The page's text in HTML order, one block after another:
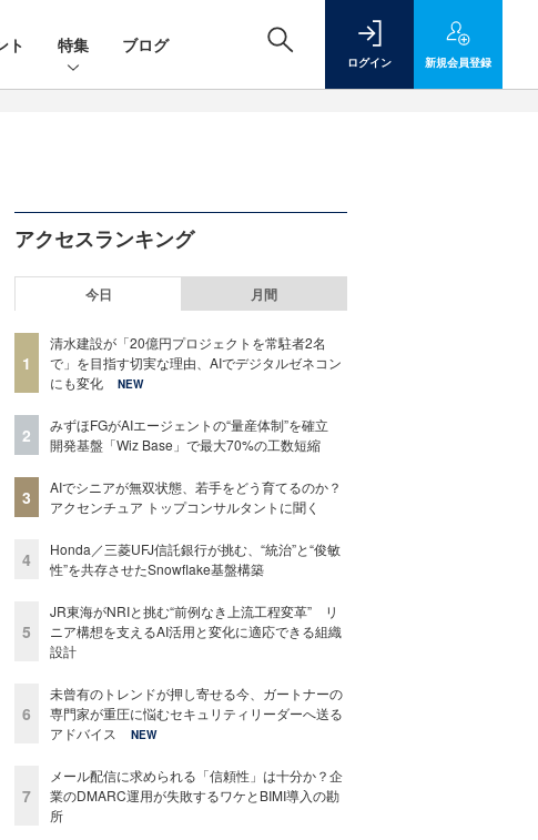
ト 特集 ブログ
ログイン 新規会員登録
アクセスランキング
今日 月間
1
清水建設が「20億円プロジェクトを常駐者2名
で」を目指す切実な理由、AIでデジタルゼネコン
にも変化
NEW
2
みずほFGがAIエージェントの“量産体制”を確立
開発基盤「Wiz Base」で最大70%の工数短縮
3
AIでシニアが無双状態、若手をどう育てるのか？
アクセンチュア トップコンサルタントに聞く
4
Honda／三菱UFJ信託銀行が挑む、“統治”と“俊敏
性”を共存させたSnowflake基盤構築
5
JR東海がNRIと挑む“前例なき上流工程変革” リ
ニア構想を支えるAI活用と変化に適応できる組織
設計
6
未曾有のトレンドが押し寄せる今、ガートナーの
専門家が重圧に悩むセキュリティリーダーへ送る
アドバイス
NEW
7
メール配信に求められる「信頼性」は十分か？企
業のDMARC運用が失敗するワケとBIMI導入の勘
所